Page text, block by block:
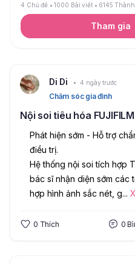
4 Chủ đề 1000 Bài viết 6145
Tham gia
Di Di 4 ngày trước
Chăm sóc gia đình
Nội soi tiêu hóa
Phát hiện sớm - Hỗ trợ
điều trị.
Hệ thống nội soi tích hợp
bác sĩ nhận diện sớm các
hợp hình ảnh sắc nét, g...
0 Thích 0